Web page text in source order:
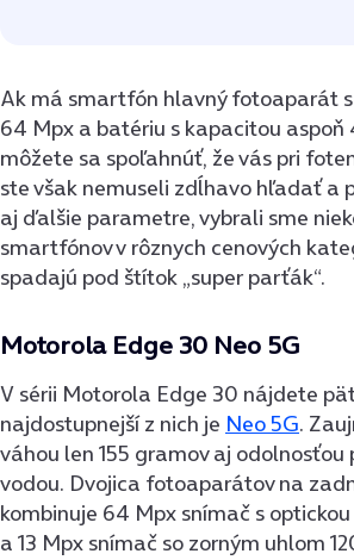
Ak má smartfón hlavný fotoaparát
64 Mpx a batériu s kapacitou
môžete sa spoľahnúť, že vás pri
ste však nemuseli zdĺhavo hľadať a
aj ďalšie parametre, vybrali sme
smartfónov v rôznych cenových
spadajú pod štítok „super parťák“.
Motorola Edge 30 Neo 5G
V sérii Motorola Edge 30 nájdete
najdostupnejší z nich je Neo 5G.
váhou len 155 gramov aj odolnosťou
vodou. Dvojica fotoaparátov na
kombinuje 64 Mpx snímač s
a 13 Mpx snímač so zorným uhlom